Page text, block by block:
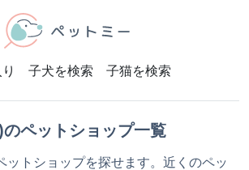
子犬を検索 子猫を検索
ペットショップ一覧
ットショップを探せます。近くのペッ